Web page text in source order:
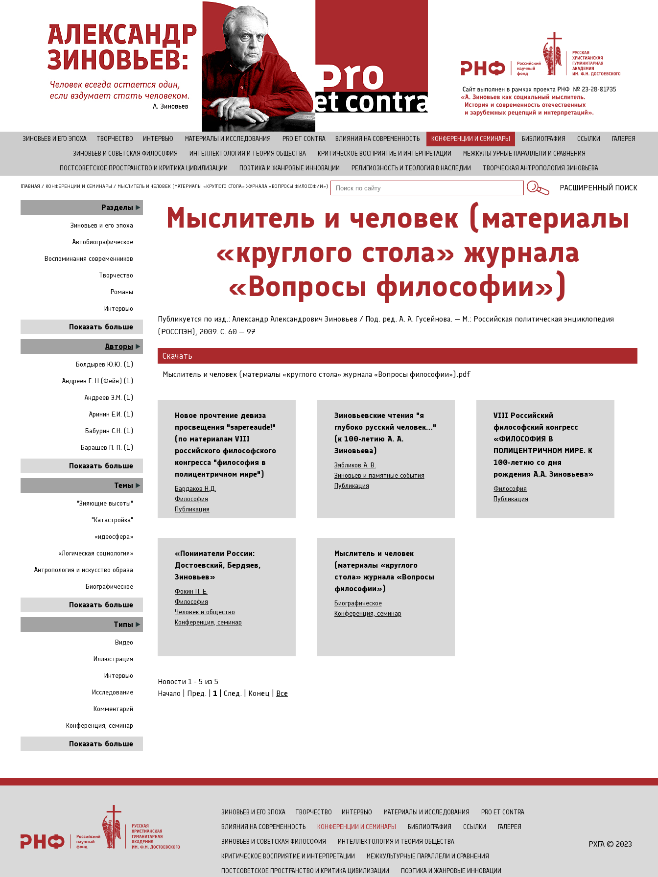
ЗИНОВЬЕВ И ЕГО ЭПОХА ТВОРЧЕСТВО ИНТЕРВЬЮ МАТЕРИАЛЫ И ИССЛЕДОВАНИЯ РRO ET CONTRA ВЛИЯНИЯ НА СОВРЕМЕННОСТЬ КОНФЕРЕНЦИИ И СЕМИНАРЫ БИБЛИОГРАФИЯ ССЫЛКИ
ГАЛЕРЕЯ
ЗИНОВЬЕВ И СОВЕТСКАЯ ФИЛОСОФИЯ
ИНТЕЛЛЕКТОЛОГИЯ И ТЕОРИЯ ОБЩЕСТВА КРИТИЧЕСКОЕ ВОСПРИЯТИЕ И ИНТЕРПРЕТАЦИИ
МЕЖКУЛЬТУРНЫЕ ПАРАЛЛЕЛИ И СРАВНЕНИЯ
ПОСТСОВЕТСКОЕ ПРОСТРАНСТВО И КРИТИКА ЦИВИЛИЗАЦИИ
ПОЭТИКА И ЖАНРОВЫЕ ИННОВАЦИИ РЕЛИГИОЗНОСТЬ И ТЕОЛОГИЯ В НАСЛЕДИИ ТВОРЧЕСКАЯ АНТРОПОЛОГИЯ ЗИНОВЬЕВА
ГЛАВНАЯ / КОНФЕРЕНЦИИ И СЕМИНАРЫ / МЫСЛИТЕЛЬ И ЧЕЛОВЕК (МАТЕРИАЛЫ «КРУГЛОГО СТОЛА» ЖУРНАЛА «ВОПРОСЫ ФИЛОСОФИИ») РАСШИРЕННЫЙ ПОИСК
Разделы
Зиновьев и его эпоха
Автобиографическое
Воспоминания современников
Творчество
Романы
Интервью
Показать больше
Авторы
Болдырев Ю.Ю. (1)
Андреев Г. Н (Фейн) (1)
Андреев Э.М. (1)
Аринин Е.И. (1)
Бабурин С.Н. (1)
Барашев П. П. (1)
Показать больше
Темы
"Зияющие высоты"
"Катастройка"
«идеосфера»
«Логическая социология»
Антропология и искусство образа
Биографическое
Показать больше
Типы
Видео
Иллюстрация
Интервью
Исследование
Комментарий
Конференция, семинар
Показать больше
Мыслитель и человек (материалы
«круглого стола» журнала
«Вопросы философии»)
Публикуется по изд.: Александр Александрович Зиновьев / Под. ред. А. А. Гусейнова. — М.: Российская политическая энциклопедия
(РОССПЭН), 2009. С. 60 — 97
Скачать
Мыслитель и человек (материалы «круглого стола» журнала «Вопросы философии»).pdf
Новое прочтение девиза
просвещения "sapereaude!"
(по материалам VIII
российского философского
конгресса "философия в
полицентричном мире")
Бардаков Н.Д.
Философия
Публикация
Зиновьевские чтения "я
глубоко русский человек…"
(к 100-летию А. А.
Зиновьева)
Зябликов А. В.
Зиновьев и памятные события
Публикация
VIII Российский
философский конгресс
«ФИЛОСОФИЯ В
ПОЛИЦЕНТРИЧНОМ МИРЕ. К
100-летию со дня
рождения А.А. Зиновьева»
Философия
Публикация
«Пониматели России:
Достоевский, Бердяев,
Зиновьев»
Фокин П. Е.
Философия
Человек и общество
Конференция, семинар
Мыслитель и человек
(материалы «круглого
стола» журнала «Вопросы
философии»)
Биографическое
Конференция, семинар
Новости 1 - 5 из 5
Начало | Пред. | 1 | След. | Конец Все
ЗИНОВЬЕВ И ЕГО ЭПОХА ТВОРЧЕСТВО ИНТЕРВЬЮ МАТЕРИАЛЫ И ИССЛЕДОВАНИЯ
РRO ET CONTRA
ВЛИЯНИЯ НА СОВРЕМЕННОСТЬ
КОНФЕРЕНЦИИ И СЕМИНАРЫ БИБЛИОГРАФИЯ ССЫЛКИ
ГАЛЕРЕЯ
ЗИНОВЬЕВ И СОВЕТСКАЯ ФИЛОСОФИЯ
ИНТЕЛЛЕКТОЛОГИЯ И ТЕОРИЯ ОБЩЕСТВА
КРИТИЧЕСКОЕ ВОСПРИЯТИЕ И ИНТЕРПРЕТАЦИИ
МЕЖКУЛЬТУРНЫЕ ПАРАЛЛЕЛИ И СРАВНЕНИЯ
ПОСТСОВЕТСКОЕ ПРОСТРАНСТВО И КРИТИКА ЦИВИЛИЗАЦИИ
ПОЭТИКА И ЖАНРОВЫЕ ИННОВАЦИИ
РХГА © 2023